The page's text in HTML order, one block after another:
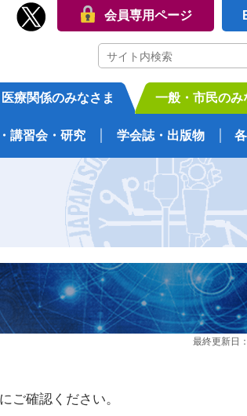
会員専用ページ
療関係のみなさま 一般・市民のみ
講習会・研究 学会誌・出版物
最終更新日
ご確認ください。